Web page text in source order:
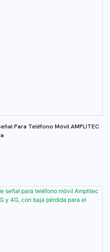
Para Teléfono Móvil AMPLITEC